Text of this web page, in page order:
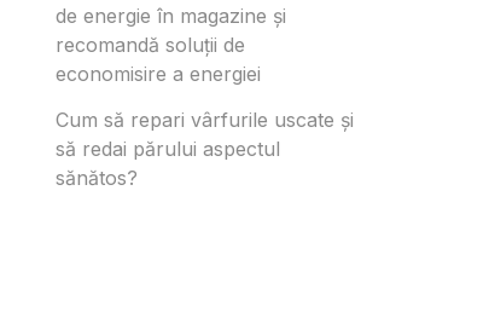
de energie în magazine și
recomandă soluții de
economisire a energiei
Cum să repari vârfurile uscate și
să redai părului aspectul
sănătos?